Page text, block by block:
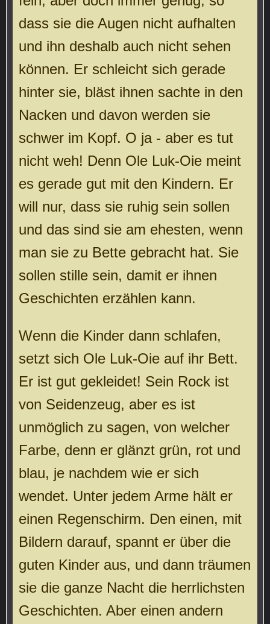
dass sie die Augen nicht aufhalten
und ihn deshalb auch nicht sehen
können. Er schleicht sich gerade
hinter sie, bläst ihnen sachte in den
Nacken und davon werden sie
schwer im Kopf. O ja - aber es tut
nicht weh! Denn Ole Luk-Oie meint
es gerade gut mit den Kindern. Er
will nur, dass sie ruhig sein sollen
und das sind sie am ehesten, wenn
man sie zu Bette gebracht hat. Sie
sollen stille sein, damit er ihnen
Geschichten erzählen kann.
Wenn die Kinder dann schlafen,
setzt sich Ole Luk-Oie auf ihr Bett.
Er ist gut gekleidet! Sein Rock ist
von Seidenzeug, aber es ist
unmöglich zu sagen, von welcher
Farbe, denn er glänzt grün, rot und
blau, je nachdem wie er sich
wendet. Unter jedem Arme hält er
einen Regenschirm. Den einen, mit
Bildern darauf, spannt er über die
guten Kinder aus, und dann träumen
sie die ganze Nacht die herrlichsten
Geschichten. Aber einen andern